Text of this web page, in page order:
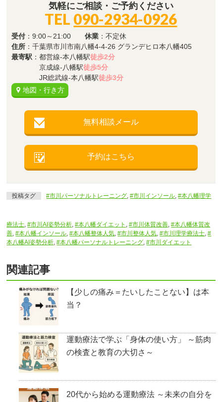
気軽にご相談・ご予約ください
TEL 090-2934-0926
受付 ：9:00～21:00休業 ：不定休
住所 ：千葉県市川市南八幡4-4-26 グランデヒロ本八幡405
最寄駅 ：都営線-本八幡駅徒歩2分
京成線-八幡駅徒歩5分
JR総武線-本八幡駅徒歩3分
地図・行き方
無料相談メール
予約はこちら
投稿タグ #市川パーソナルトレーニング ,#市川インソール ,#本八幡理学
療法士 ,#市川AI姿勢分析 ,#本八幡ダイエット ,#市川体質改善 ,#本八幡体質改
善 ,#本八幡インソール ,#本八幡整体人気 ,#市川整体人気 ,#市川理学療法士 ,#
本八幡AI姿勢分析 ,#本八幡パーソナルトレーニング ,#市川ダイエット
関連記事
【少しの痛み＝たいしたことない】は本
当？
運動療法で学ぶ「身体の使い方」 ～筋肉
の検査と教育の大切さ～
20代から始める運動療法 ～未来の自分を